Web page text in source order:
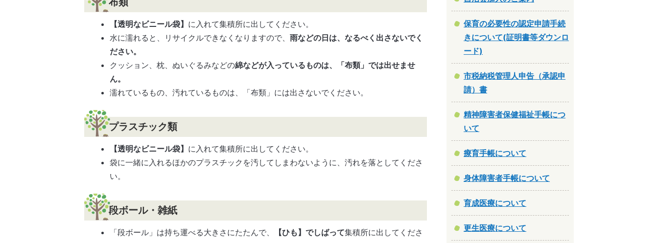
【透明なビニール袋】 に入れて集積所に出してください。
水に濡れると、リサイクルできなくなりますので、雨などの日は、なるべく出さないでく
ださい。
クッション、枕、ぬいぐるみなどの綿などが入っているものは、「布類」では出せませ
ん。
濡れているもの、汚れているものは、「布類」には出さないでください。
プラスチック類
【透明なビニール袋】 に入れて集積所に出してください。
袋に一緒に入れるほかのプラスチックを汚してしまわないように、汚れを落としてくださ
い。
段ボール・雑紙
「段ボール」は持ち運べる大きさにたたんで、 【ひも】でしばって集積所に出してくださ
保育の必要性の認定申請手続
きについて(証明書等ダウンロ
ード)
市税納税管理人申告（承認申
請）書
精神障害者保健福祉手帳につ
いて
療育手帳について
身体障害者手帳について
育成医療について
更生医療について